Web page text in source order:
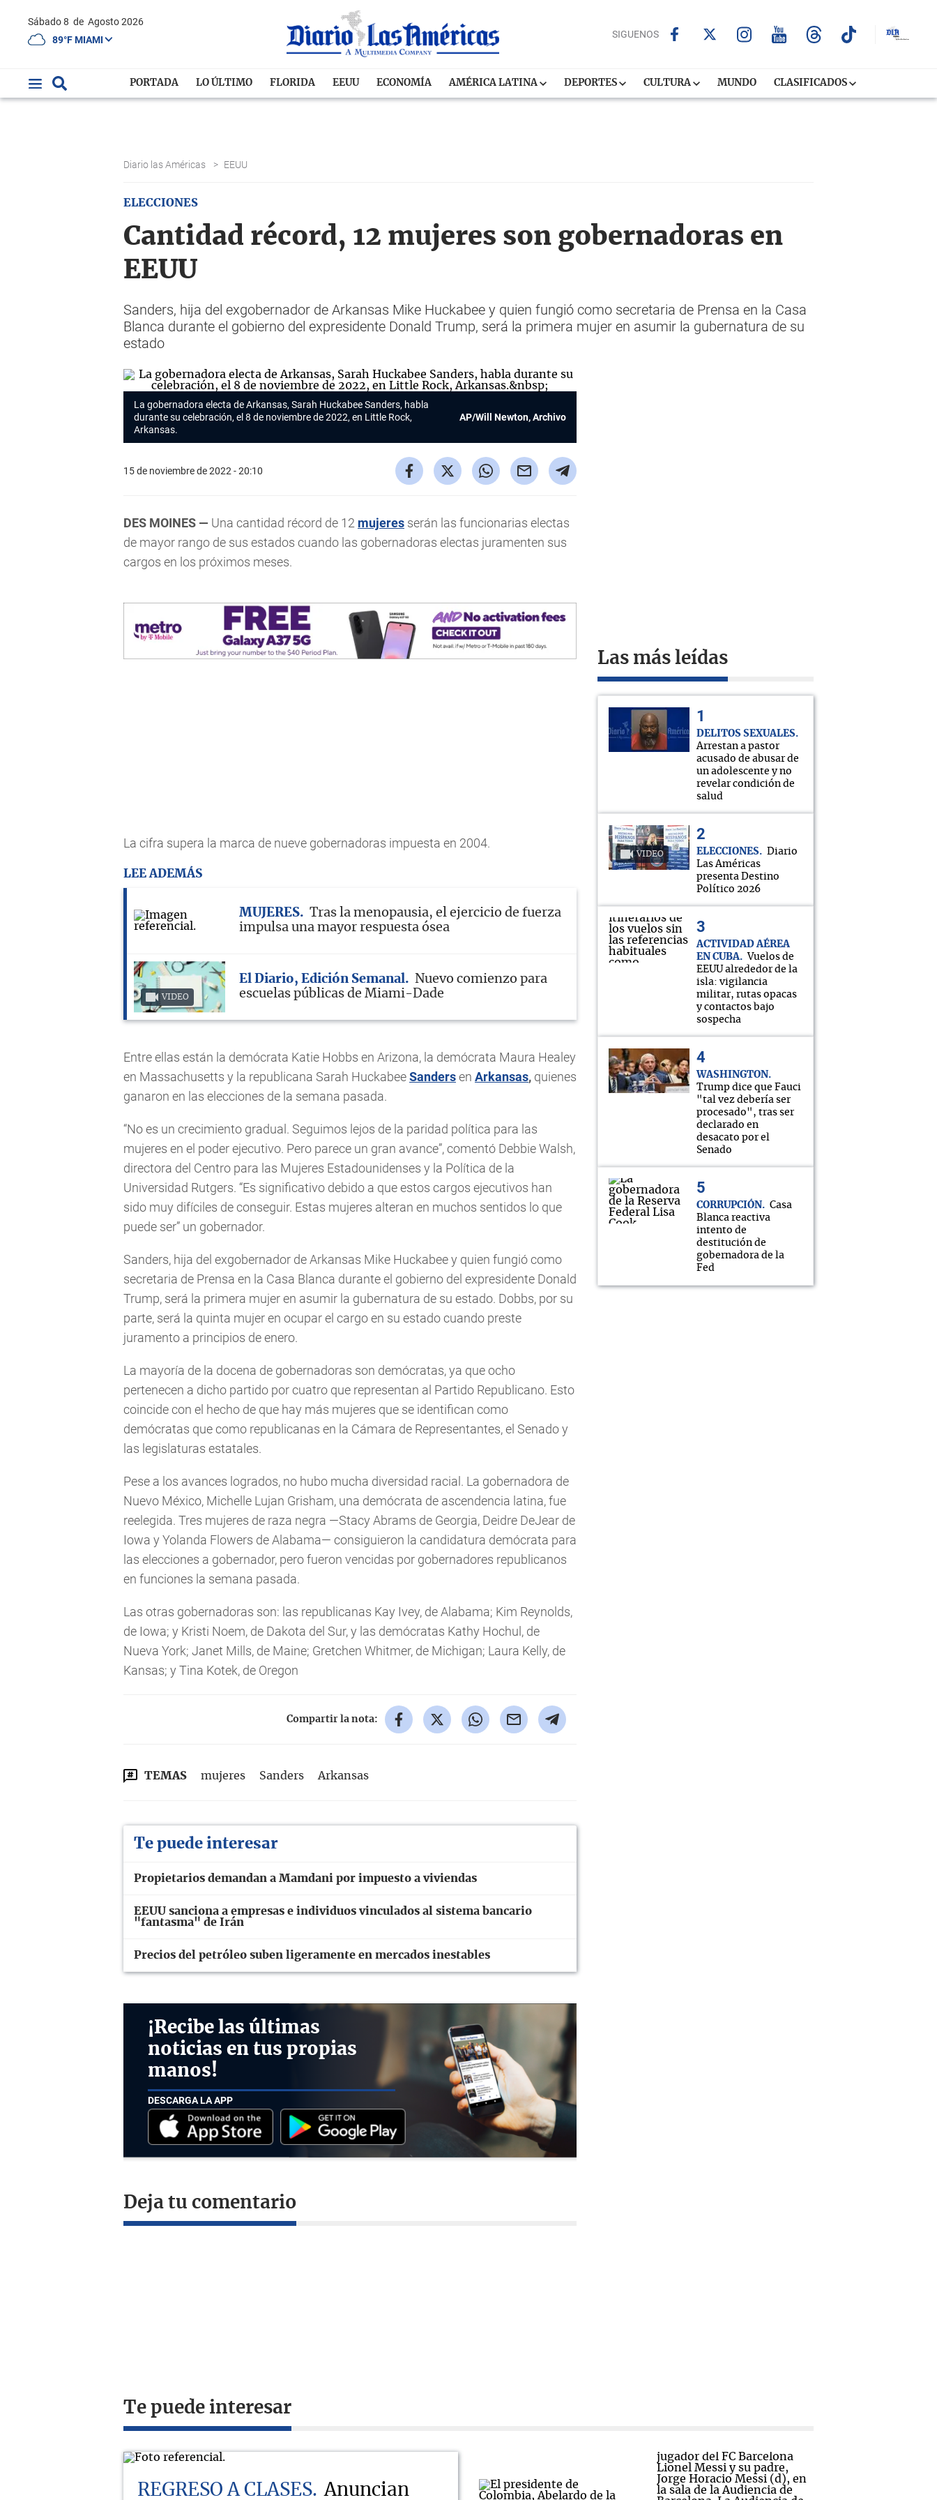
Sábado 8 de Agosto 2026
89°F MIAMI
SIGUENOS
PORTADA LO ÚLTIMO FLORIDA EEUU ECONOMÍA AMÉRICA LATINA DEPORTES CULTURA MUNDO CLASIFICADOS
Diario las Américas > EEUU
ELECCIONES
Cantidad récord, 12 mujeres son gobernadoras en
EEUU
Sanders, hija del exgobernador de Arkansas Mike Huckabee y quien fungió como secretaria de Prensa en la Casa
Blanca durante el gobierno del expresidente Donald Trump, será la primera mujer en asumir la gubernatura de su
estado
La gobernadora electa de Arkansas, Sarah Huckabee Sanders, habla
durante su celebración, el 8 de noviembre de 2022, en Little Rock,
Arkansas.
AP/Will Newton, Archivo
15 de noviembre de 2022 - 20:10
DES MOINES — Una cantidad récord de 12 mujeres serán las funcionarias electas
de mayor rango de sus estados cuando las gobernadoras electas juramenten sus
cargos en los próximos meses.
La cifra supera la marca de nueve gobernadoras impuesta en 2004.
LEE ADEMÁS
MUJERES
Tras la menopausia, el ejercicio de fuerza
impulsa una mayor respuesta ósea
VIDEO
El Diario, Edición Semanal
Nuevo comienzo para
escuelas públicas de Miami-Dade
Entre ellas están la demócrata Katie Hobbs en Arizona, la demócrata Maura Healey
en Massachusetts y la republicana Sarah HuckabeeSandersen Arkansas, quienes
ganaron en las elecciones de la semana pasada.
“No es un crecimiento gradual. Seguimos lejos de la paridad política para las
mujeres en el poder ejecutivo. Pero parece un gran avance”, comentó Debbie Walsh,
directora del Centro para las Mujeres Estadounidenses y la Política de la
Universidad Rutgers. “Es significativo debido a que estos cargos ejecutivos han
sido muy difíciles de conseguir. Estas mujeres alteran en muchos sentidos lo que
puede ser” un gobernador.
Sanders, hija del exgobernador de Arkansas Mike Huckabee y quien fungió como
secretaria de Prensa en la Casa Blanca durante el gobierno del expresidente Donald
Trump, será la primera mujer en asumir la gubernatura de su estado. Dobbs, por su
parte, será la quinta mujer en ocupar el cargo en su estado cuando preste
juramento a principios de enero.
La mayoría de la docena de gobernadoras son demócratas, ya que ocho
pertenecen a dicho partido por cuatro que representan al Partido Republicano. Esto
coincide con el hecho de que hay más mujeres que se identifican como
demócratas que como republicanas en la Cámara de Representantes, el Senado y
las legislaturas estatales.
Pese a los avances logrados, no hubo mucha diversidad racial. La gobernadora de
Nuevo México, Michelle Lujan Grisham, una demócrata de ascendencia latina, fue
reelegida. Tres mujeres de raza negra —Stacy Abrams de Georgia, Deidre DeJear de
Iowa y Yolanda Flowers de Alabama— consiguieron la candidatura demócrata para
las elecciones a gobernador, pero fueron vencidas por gobernadores republicanos
en funciones la semana pasada.
Las otras gobernadoras son: las republicanas Kay Ivey, de Alabama; Kim Reynolds,
de Iowa; y Kristi Noem, de Dakota del Sur, y las demócratas Kathy Hochul, de
Nueva York; Janet Mills, de Maine; Gretchen Whitmer, de Michigan; Laura Kelly, de
Kansas; y Tina Kotek, de Oregon
Compartir la nota:
TEMAS mujeres Sanders Arkansas
Te puede interesar
Propietarios demandan a Mamdani por impuesto a viviendas
EEUU sanciona a empresas e individuos vinculados al sistema bancario
"fantasma" de Irán
Precios del petróleo suben ligeramente en mercados inestables
¡Recibe las últimas
noticias en tus propias
manos!
DESCARGA LA APP
Deja tu comentario
Las más leídas
DELITOS SEXUALES
Arrestan a pastor
acusado de abusar de
un adolescente y no
revelar condición de
salud
VIDEO ELECCIONES
Diario
Las Américas
presenta Destino
Político 2026
ACTIVIDAD AÉREA
EN CUBA
Vuelos de
EEUU alrededor de la
isla: vigilancia
militar, rutas opacas
y contactos bajo
sospecha
WASHINGTON
Trump dice que Fauci
"tal vez debería ser
procesado", tras ser
declarado en
desacato por el
Senado
CORRUPCIÓN
Casa
Blanca reactiva
intento de
destitución de
gobernadora de la
Fed
Te puede interesar
REGRESO A CLASES Anuncian